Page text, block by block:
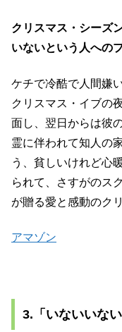
クリスマス・シーズ
いないという人への
ケチで冷酷で人間嫌
クリスマス・イブの
面し、翌日からは彼
霊に伴われて知人の
う、貧しいけれど心
られて、さすがのス
が贈る愛と感動のク
アマゾン
3.「いないいない